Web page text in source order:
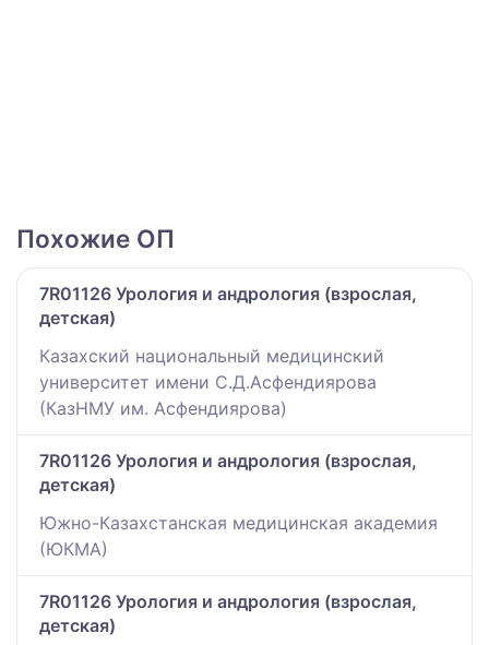
Похожие ОП
7R01126 Урология и андрология (взрослая,
детская)
Казахский национальный медицинский
университет имени С.Д.Асфендиярова
(КазНМУ им. Асфендиярова)
7R01126 Урология и андрология (взрослая,
детская)
Южно-Казахстанская медицинская академия
(ЮКМА)
7R01126 Урология и андрология (взрослая,
детская)